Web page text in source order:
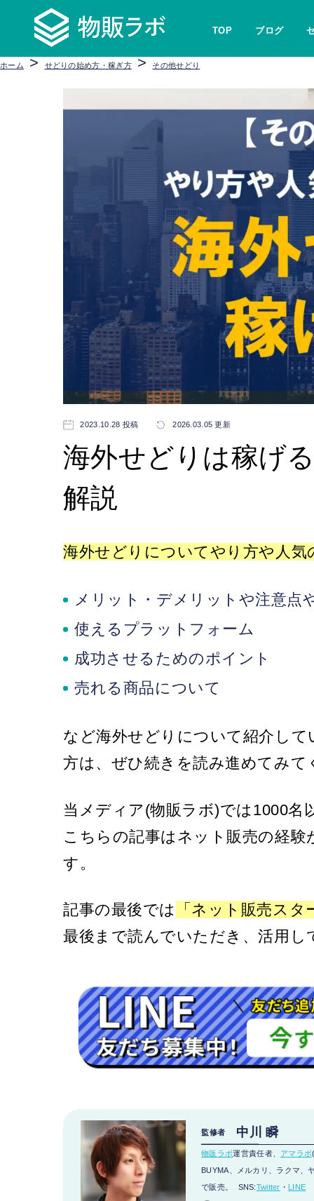
TOP ブログ
ホーム > せどりの始め方・稼ぎ方 > その他せどり
2023.10.28 投稿 2026.03.05 更新
海外せどりは稼げ
解説
海外せどりについてやり方や人
メリット・デメリットや注意点
使えるプラットフォーム
成功させるためのポイント
売れる商品について
など海外せどりについて紹介し
方は、ぜひ続きを読み進めてみて
当メディア(物販ラボ)では1000名
こちらの記事はネット販売の経
す。
記事の最後では
「ネット販売ス
最後まで読んでいただき、活用し
監修者 中川 瞬
物販ラボ運営責任者、 アマラボ
BUYMA、メルカリ、ラクマ、
で販売。 SNS:Twitter ・ LINE